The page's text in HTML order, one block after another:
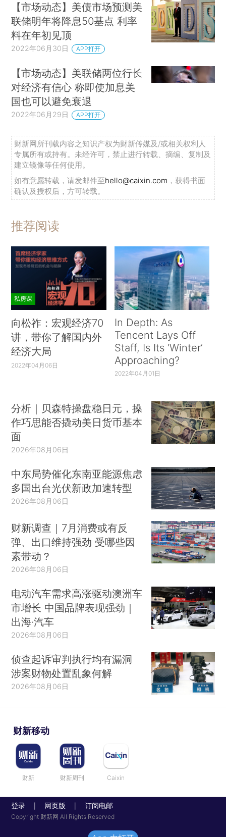
【市场动态】美债市场预测美
联储明年将降息50基点 利率
料在年初见顶
2022年06月30日 APP打开
【市场动态】美联储两位行长
对经济有信心 称即使加息美
国也可以避免衰退
2022年06月29日 APP打开
财新网所刊载内容之知识产权为财新传媒及/或相关权利人
专属所有或持有。未经许可，禁止进行转载、摘编、复制及
建立镜像等任何使用。
如有意愿转载，请发邮件至hello@caixin.com ，获得书面
确认及授权后，方可转载。
推荐阅读
私房课
向松祚：宏观经济70
讲，带你了解国内外
经济大局
2022年04月06日
In Depth: As
Tencent Lays Off
Staff, Is Its ‘Winter’
Approaching?
2022年04月01日
分析｜贝森特操盘稳日元，操
作巧思能否撬动美日货币基本
面
2026年08月06日
中东局势催化东南亚能源焦虑
多国出台光伏新政加速转型
2026年08月06日
财新调查｜7月消费或有反
弹、出口维持强劲 受哪些因
素带动？
2026年08月06日
电动汽车需求高涨驱动澳洲车
市增长 中国品牌表现强劲｜
出海·汽车
2026年08月06日
侦查起诉审判执行均有漏洞
涉案财物处置乱象何解
2026年08月06日
财新移动
财新 财新周刊 Caixin
登录 网页版 订阅电邮
Copyright 财新网 All Rights Reserved